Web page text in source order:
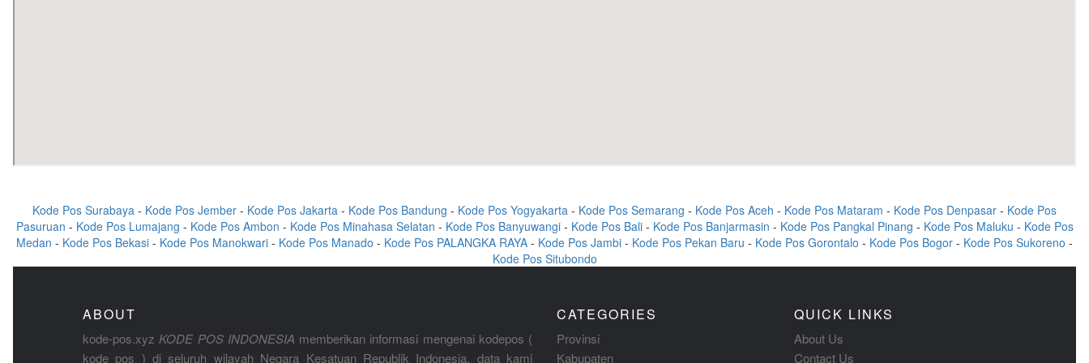
Kode Pos Surabaya - Kode Pos Jember - Kode Pos Jakarta - Kode Pos Bandung - Kode Pos Yogyakarta - Kode Pos Semarang - Kode Pos Aceh - Kode Pos Mataram - Kode Pos Denpasar - Kode Pos
Pasuruan - Kode Pos Lumajang - Kode Pos Ambon - Kode Pos Minahasa Selatan - Kode Pos Banyuwangi- Kode Pos Bali- Kode Pos Banjarmasin - Kode Pos Pangkal Pinang - Kode Pos Maluku - Kode Pos
Medan - Kode Pos Bekasi - Kode Pos Manokwari - Kode Pos Manado - Kode Pos PALANGKA RAYA - Kode Pos Jambi - Kode Pos Pekan Baru - Kode Pos Gorontalo - Kode Pos Bogor - Kode Pos Sukoreno -
Kode Pos Situbondo
ABOUT
kode-pos.xyz KODE POS INDONESIA memberikan informasi mengenai kodepos (
kode pos ) di seluruh wilayah Negara Kesatuan Republik Indonesia, data kami
CATEGORIES
Provinsi
Kabupaten
QUICK LINKS
About Us
Contact Us